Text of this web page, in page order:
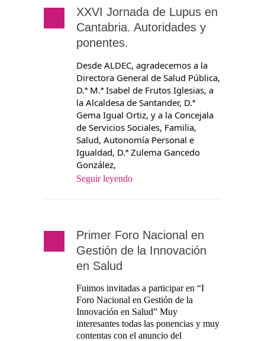
XXVI Jornada de Lupus en
Cantabria. Autoridades y
ponentes.
Desde ALDEC, agradecemos a la
Directora General de Salud Pública,
D.ª M.ª Isabel de Frutos Iglesias, a
la Alcaldesa de Santander, D.ª
Gema Igual Ortiz, y a la Concejala
de Servicios Sociales, Familia,
Salud, Autonomía Personal e
Igualdad, D.ª Zulema Gancedo
González,
Seguir leyendo
Primer Foro Nacional en
Gestión de la Innovación
en Salud
Fuimos invitadas a participar en “I
Foro Nacional en Gestión de la
Innovación en Salud” Muy
interesantes todas las ponencias y muy
contentas con el anuncio del